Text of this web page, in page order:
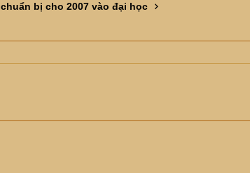
bị cho 2007 vào đại học